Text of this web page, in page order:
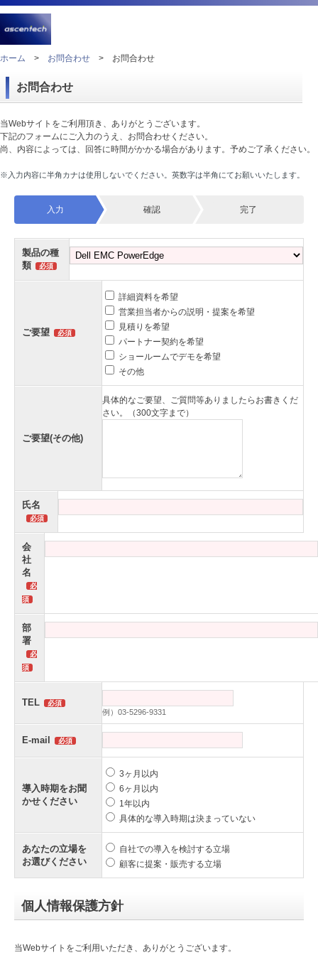
ホーム > お問合わせ > お問合わせ
お問合わせ
当Webサイトをご利用頂き、ありがとうございます。
下記のフォームにご入力のうえ、お問合わせください。
尚、内容によっては、回答に時間がかかる場合があります。予めご了承ください。
※入力内容に半角カナは使用しないでください。英数字は半角にてお願いいたします。
入力 確認 完了
製品の種
類
ご要望
詳細資料を希望
営業担当者からの説明・提案を希望
見積りを希望
パートナー契約を希望
ショールームでデモを希望
その他
ご要望(その他)
具体的なご要望、ご質問等ありましたらお書きくだ
さい。（300文字まで）
氏名
会
社
名
部
署
TEL
例）03-5296-9331
E-mail
導入時期をお聞
かせください
3ヶ月以内
6ヶ月以内
1年以内
具体的な導入時期は決まっていない
あなたの立場を
お選びください
自社での導入を検討する立場
顧客に提案・販売する立場
個人情報保護方針
当Webサイトをご利用いただき、ありがとうございます。